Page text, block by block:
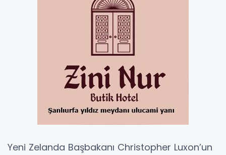
Yeni Zelanda Başbakanı Christopher Luxon’un